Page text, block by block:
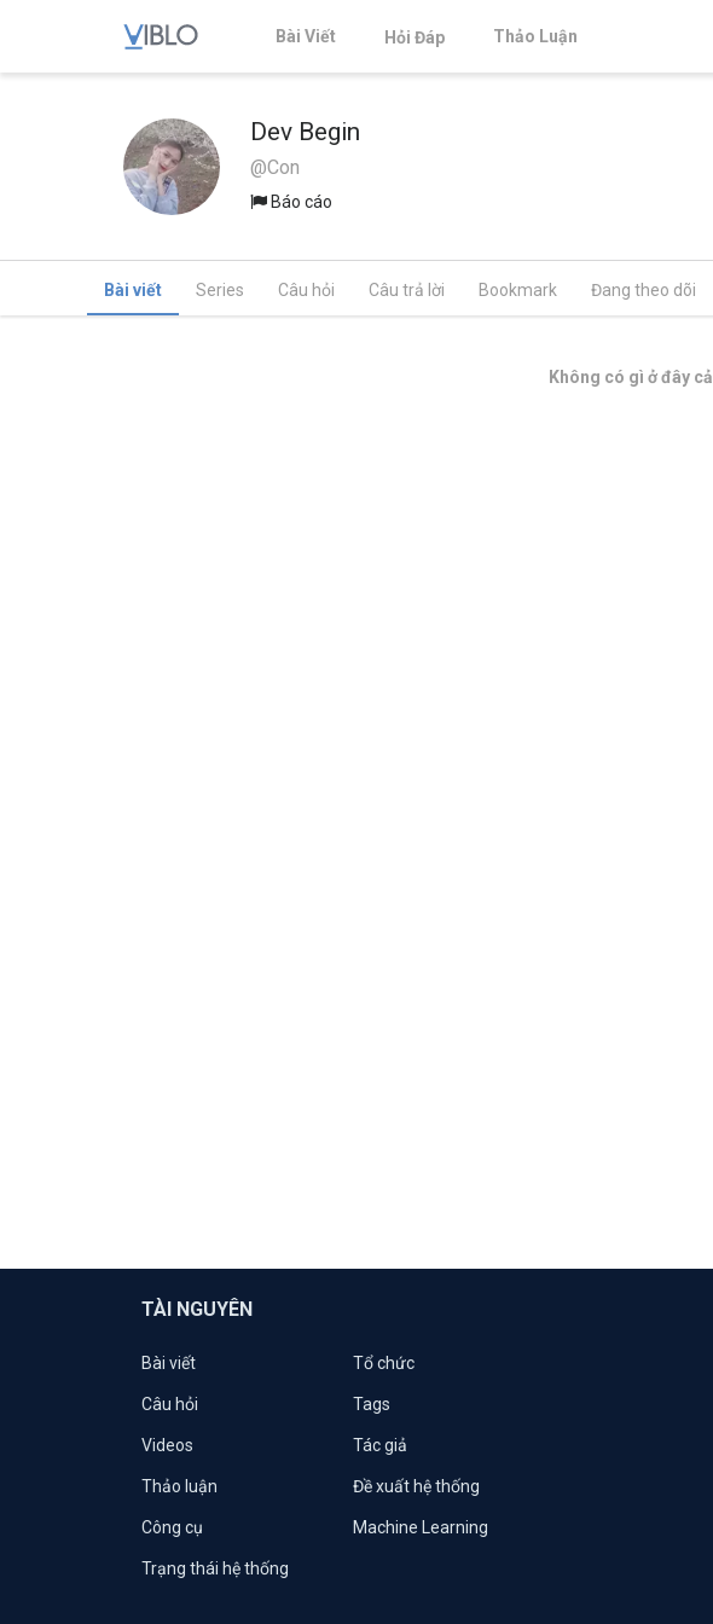
Bài Viết Hỏi Đáp Thảo Luận
Dev Begin
@Con
Báo cáo
Bài viết Series Câu hỏi Câu trả lời Bookmark Đang theo dõi
Không có gì ở đây cả
TÀI NGUYÊN
Bài viết Tổ chức
Câu hỏi Tags
Videos Tác giả
Thảo luận Đề xuất hệ thống
Công cụ Machine Learning
Trạng thái hệ thống